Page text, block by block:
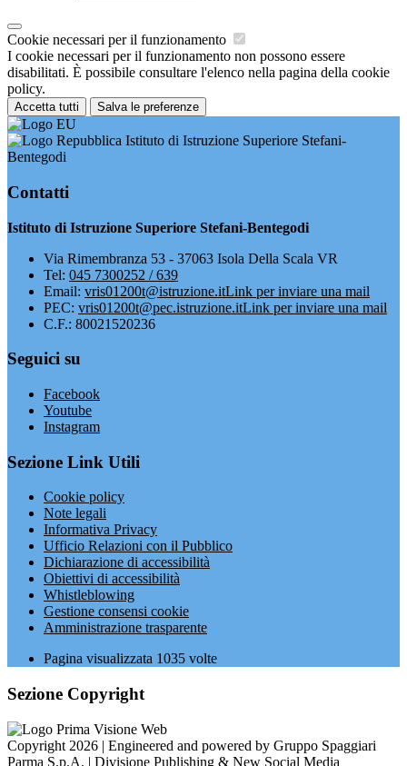
Cookie necessari per il funzionamento
I cookie necessari per il funzionamento non possono essere
disabilitati. È possibile consultare l'elenco nella pagina della cookie
policy.
Accetta tutti Salva le preferenze
Istituto di Istruzione Superiore Stefani-
Bentegodi
Contatti
Istituto di Istruzione Superiore Stefani-Bentegodi
Via Rimembranza 53 - 37063 Isola Della Scala VR
Tel: 045 7300252 / 639
Email: vris01200t@istruzione.itLink per inviare una mail
PEC: vris01200t@pec.istruzione.itLink per inviare una mail
C.F.: 80021520236
Seguici su
Facebook
Youtube
Instagram
Sezione Link Utili
Cookie policy
Note legali
Informativa Privacy
Ufficio Relazioni con il Pubblico
Dichiarazione di accessibilità
Obiettivi di accessibilità
Whistleblowing
Gestione consensi cookie
Amministrazione trasparente
Pagina visualizzata 1035 volte
Sezione Copyright
Copyright 2026 | Engineered and powered by Gruppo Spaggiari
Parma S.p.A. | Divisione Publishing & New Social Media